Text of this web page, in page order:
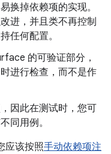
换掉依赖项的实现。
进，并且类不再控制
任何配置。
的可验证部分，
进行检查，而不是作
因此在测试时，您可
同用例。
应该按照手动依赖项注